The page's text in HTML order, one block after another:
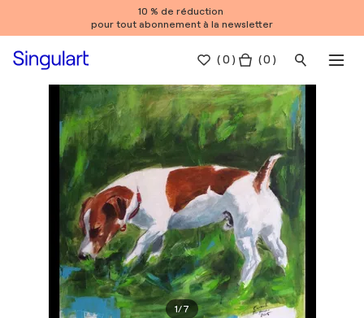
10 % de réduction
pour tout abonnement à la newsletter
(0 ) ( 0 )
1/7